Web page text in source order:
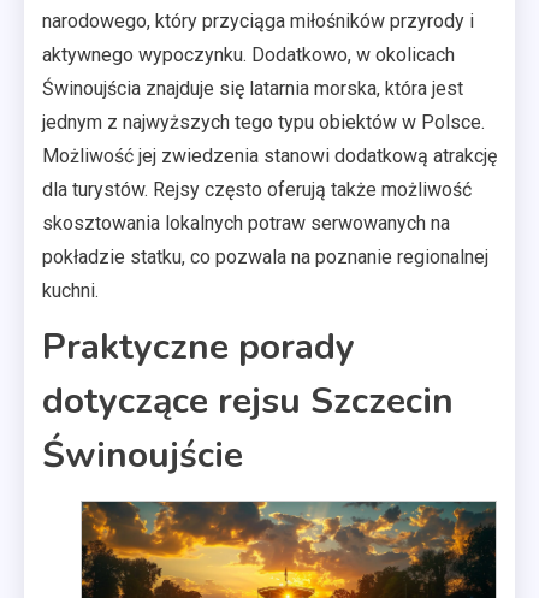
narodowego, który przyciąga miłośników przyrody i
aktywnego wypoczynku. Dodatkowo, w okolicach
Świnoujścia znajduje się latarnia morska, która jest
jednym z najwyższych tego typu obiektów w Polsce.
Możliwość jej zwiedzenia stanowi dodatkową atrakcję
dla turystów. Rejsy często oferują także możliwość
skosztowania lokalnych potraw serwowanych na
pokładzie statku, co pozwala na poznanie regionalnej
kuchni.
Praktyczne porady
dotyczące rejsu Szczecin
Świnoujście